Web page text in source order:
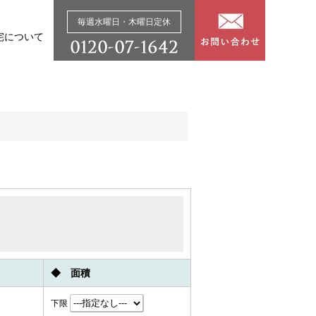
について
毎週水曜日・木曜日定休
◆ 面積
下限